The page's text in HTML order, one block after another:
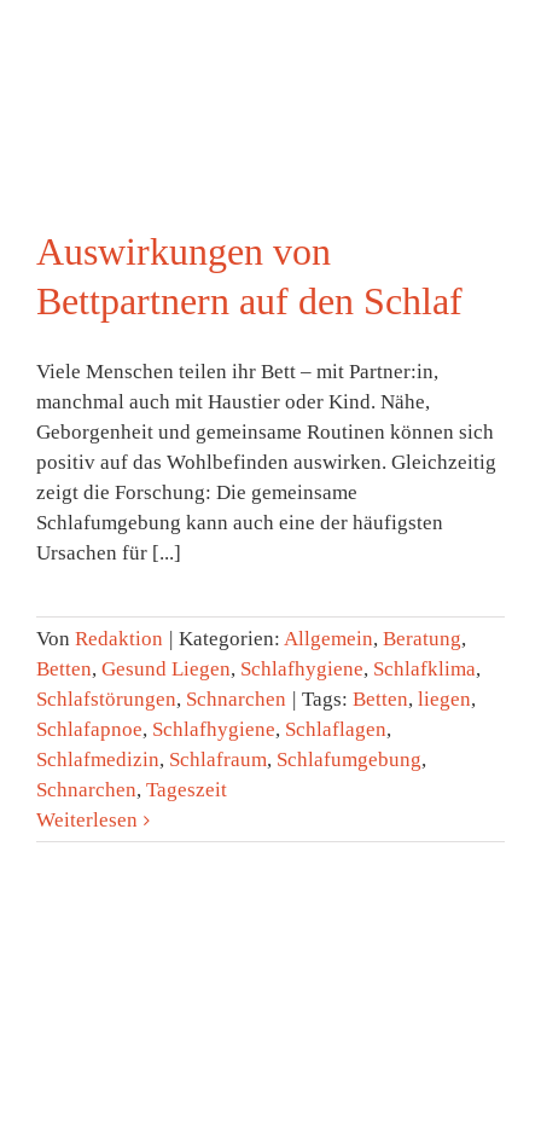
Auswirkungen von
Bettpartnern auf den Schlaf
Viele Menschen teilen ihr Bett – mit Partner:in,
manchmal auch mit Haustier oder Kind. Nähe,
Geborgenheit und gemeinsame Routinen können sich
positiv auf das Wohlbefinden auswirken. Gleichzeitig
zeigt die Forschung: Die gemeinsame
Schlafumgebung kann auch eine der häufigsten
Ursachen für [...]
Von Redaktion | Kategorien: Allgemein, Beratung,
Betten, Gesund Liegen, Schlafhygiene, Schlafklima,
Schlafstörungen, Schnarchen | Tags: Betten, liegen,
Schlafapnoe, Schlafhygiene, Schlaflagen,
Schlafmedizin, Schlafraum, Schlafumgebung,
Schnarchen, Tageszeit
Weiterlesen